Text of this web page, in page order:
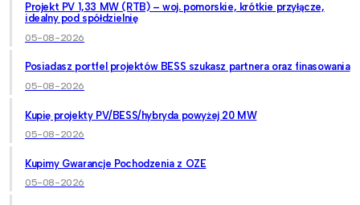
Projekt PV 1,33 MW (RTB) – woj. pomorskie, krótkie przyłącze,
idealny pod spółdzielnię
05-08-2026
Posiadasz portfel projektów BESS szukasz partnera oraz finasowania
05-08-2026
Kupię projekty PV/BESS/hybryda powyżej 20 MW
05-08-2026
Kupimy Gwarancje Pochodzenia z OZE
05-08-2026